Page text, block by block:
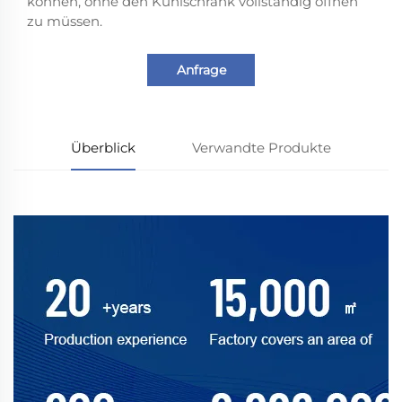
zu müssen.
Anfrage
Überblick Verwandte Produkte